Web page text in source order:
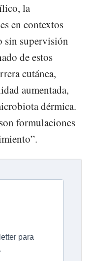
la
en contextos
sin supervisión
de estos
cutánea,
aumentada,
dérmica.
formulaciones